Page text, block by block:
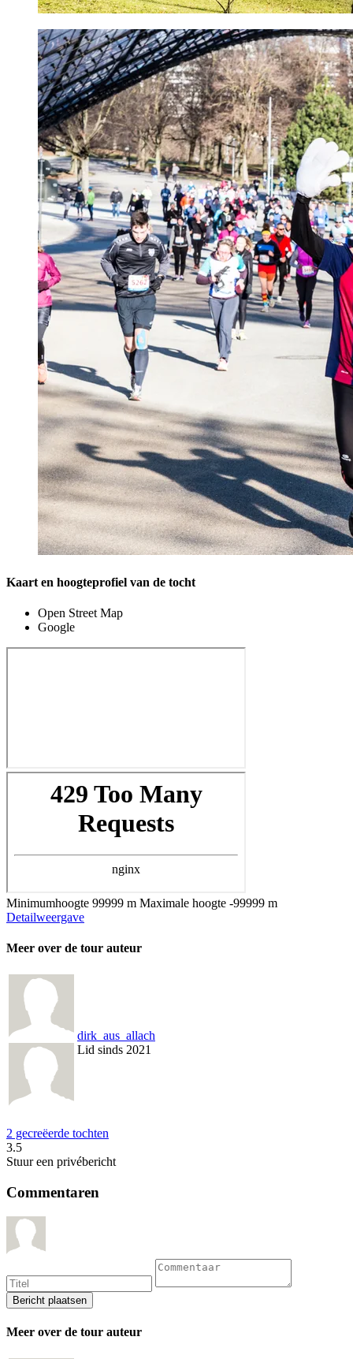
Kaart en hoogteprofiel van de tocht
Open Street Map
Google
Minimumhoogte 99999 m Maximale hoogte -99999 m
Detailweergave
Meer over de tour auteur
dirk_aus_allach
Lid sinds 2021
2 gecreëerde tochten
3.5
Stuur een privébericht
Commentaren
Meer over de tour auteur